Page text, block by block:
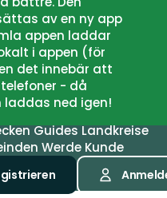
av en ny app
appen laddar
i appen (för
det innebär att
- då
laddas ned igen!
GuidesLandkreise
Werde Kunde